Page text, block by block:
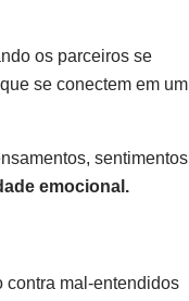
os parceiros se
se conectem em um
sentimentos
emocional.
contra mal-entendidos